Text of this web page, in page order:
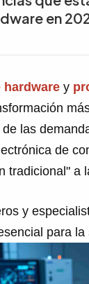
en
hardware y
las
de
tradicional" a
y
para